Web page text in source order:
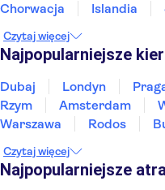
Chorwacja
Islandia
Tunezja
Turcja
Czytaj więcej
Najpopularniejsze
Dubaj Londyn
Rzym
Amsterdam
Warszawa
Rodos
Sopot
Gdynia
Czytaj więcej
Najpopularniejsze